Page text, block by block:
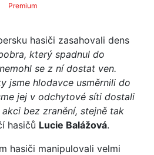
Premium
hasiči zasahovali dens
který spadnul do
se z ní dostat ven.
jsme hlodavce usměrnili do
jej v odchytové síti dostali
bez zranění, stejně tak
hasičů Lucie Balážová.
hasiči manipulovali velmi